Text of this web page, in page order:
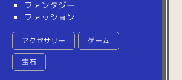
ファンタジー
ファッション
アクセサリー ゲーム
宝石